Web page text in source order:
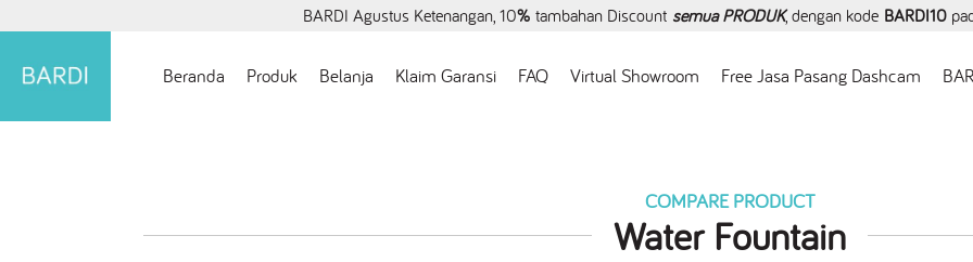
BARDI Agustus Ketenangan, 10% tambahan Discount semua PRODUK, dengan kode BARDI10
Beranda Produk Belanja Klaim Garansi FAQ Virtual Showroom Free Jasa Pasang Dashcam
COMPARE PRODUCT
Water Fountain